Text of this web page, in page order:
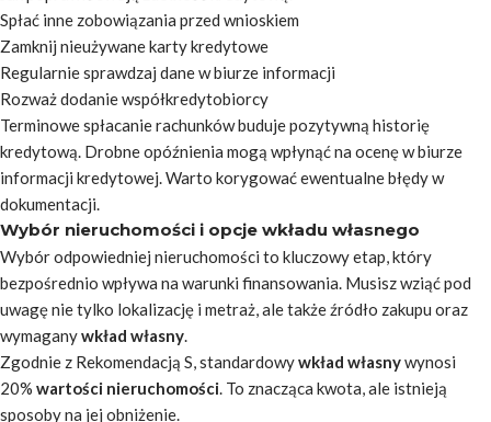
Spłać inne zobowiązania przed wnioskiem
Zamknij nieużywane karty kredytowe
Regularnie sprawdzaj dane w biurze informacji
Rozważ dodanie współkredytobiorcy
Terminowe spłacanie rachunków buduje pozytywną historię
kredytową. Drobne opóźnienia mogą wpłynąć na ocenę w biurze
informacji kredytowej. Warto korygować ewentualne błędy w
dokumentacji.
Wybór nieruchomości i opcje wkładu własnego
Wybór odpowiedniej nieruchomości to kluczowy etap, który
bezpośrednio wpływa na warunki finansowania. Musisz wziąć pod
uwagę nie tylko lokalizację i metraż, ale także źródło zakupu oraz
wymaganywkład własny.
Zgodnie z Rekomendacją S, standardowywkład własnywynosi
20% wartości nieruchomości. To znacząca kwota, ale istnieją
sposoby na jej obniżenie.